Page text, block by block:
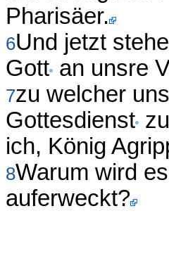
Pharisäer.
6Und jetzt
Gott an unsre
7zu welcher
Gottesdienst
ich, König
8Warum wird
auferweckt?